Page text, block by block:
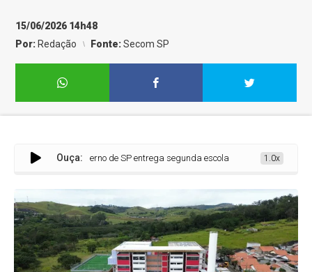
15/06/2026 14h48
Por: Redação Fonte:Secom SP
Ouça:
Governo de SP entrega segunda escola estadual construída
1.0x